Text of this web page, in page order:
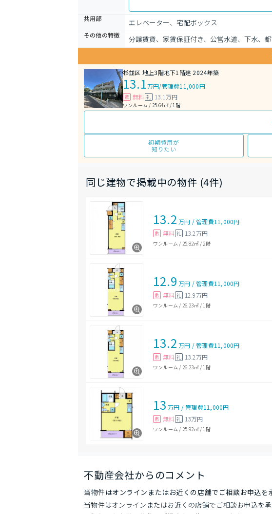
共用部
エレベーター、宅配ボックス
その他の特徴
分譲賃貸、家賃保証付き、公営水道、下水、
杉並区 地上3階地下1階建 2024年築
13.1万円/管理費11,000円
敷 無料 礼 13.1万円
ワンルーム / 25.64㎡ / 1階
初期費用が
知りたい
同じ建物で掲載中の物件 (4件)
13.2 万円 /管理費11,000円
敷 無料 礼 13.2万円
ワンルーム / 25.82㎡/ 2階
12.9 万円 /管理費11,000円
敷 無料 礼 12.9万円
ワンルーム / 26.23㎡/ 1階
13.2 万円 /管理費11,000円
敷 無料 礼 13.2万円
ワンルーム / 26.23㎡/ 1階
13 万円 /管理費11,000円
敷 無料 礼 13万円
ワンルーム / 25.92㎡/ 1階
不動産会社からのコメント
当物件はオンラインまたはお近くの店舗でご相談お申込を
当物件はオンラインまたはお近くの店舗でご相談お申込を